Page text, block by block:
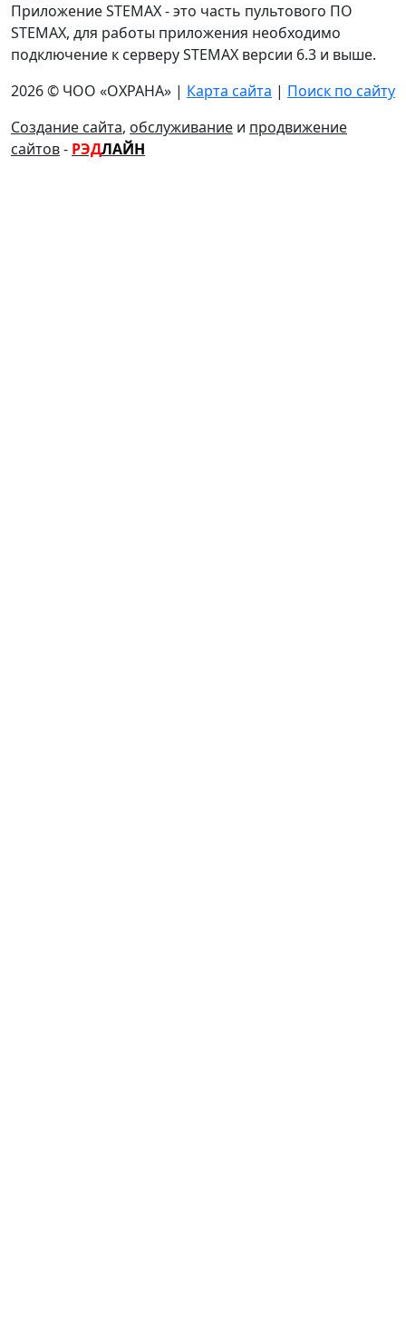
Приложение STEMAX - это часть пультового ПО
STEMAX, для работы приложения необходимо
подключение к серверу STEMAX версии 6.3 и выше.
2026 © ЧОО «ОХРАНА» | Карта сайта | Поиск по сайту
Создание сайта, обслуживание и продвижение
сайтов- РЭДЛАЙН